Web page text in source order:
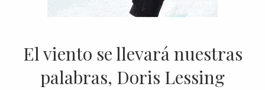
El viento se llevará nuestras
palabras, Doris Lessing